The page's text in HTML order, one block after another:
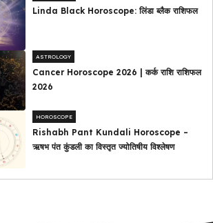
Linda Black Horoscope: लिंडा ब्लैक राशिफल
ASTROLOGY
Cancer Horoscope 2026 | कर्क राशि राशिफल
2026
HOROSCOPE
Rishabh Pant Kundali Horoscope –
ऋषभ पंत कुंडली का विस्तृत ज्योतिषीय विश्लेषण